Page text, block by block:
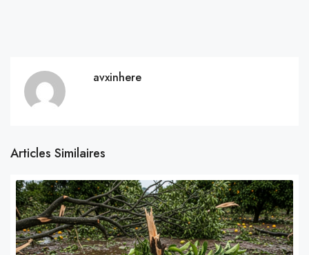
avxinhere
Articles Similaires